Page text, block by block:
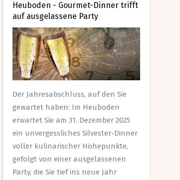
Heuboden - Gourmet-Dinner trifft
auf ausgelassene Party
Der Jahresabschluss, auf den Sie
gewartet haben: Im Heuboden
erwartet Sie am 31. Dezember 2025
ein unvergessliches Silvester-Dinner
voller kulinarischer Höhepunkte,
gefolgt von einer ausgelassenen
Party, die Sie tief ins neue Jahr